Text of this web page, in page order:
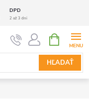
DPD
2 až 3 dni
HĽADAŤ
KOŠÍK